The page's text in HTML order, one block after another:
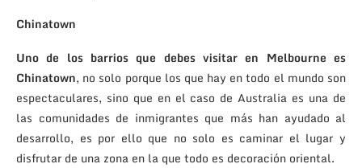
Chinatown
Uno de los barrios que debes visitar en Melbourne es
Chinatown, no solo porque los que hay en todo el mundo son
espectaculares, sino que en el caso de Australia es una de
las comunidades de inmigrantes que más han ayudado al
desarrollo, es por ello que no solo es caminar el lugar y
disfrutar de una zona en la que todo es decoración oriental.